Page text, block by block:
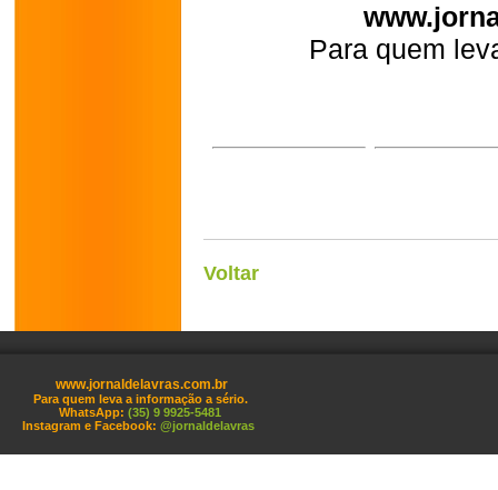
Para quem
Voltar
www.jornaldelavras.com.br
Para quem leva a informação a sério.
WhatsApp: (35) 9 9925-5481
Instagram e Facebook: @jornaldelavras